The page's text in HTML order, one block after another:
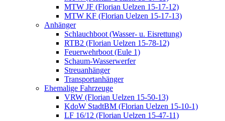
MTW JF (Florian Uelzen 15-17-12)
MTW KF (Florian Uelzen 15-17-13)
Anhänger
Schlauchboot (Wasser- u. Eisrettung)
RTB2 (Florian Uelzen 15-78-12)
Feuerwehrboot (Eule 1)
Schaum-Wasserwerfer
Streuanhänger
Transportanhänger
Ehemalige Fahrzeuge
VRW (Florian Uelzen 15-50-13)
KdoW StadtBM (Florian Uelzen 15-10-1)
LF 16/12 (Florian Uelzen 15-47-11)